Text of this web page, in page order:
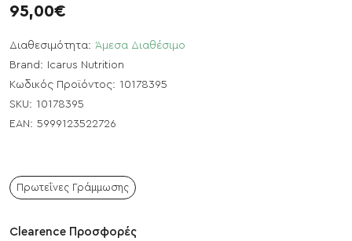
Διαθεσιμότητα: Άμεσα Διαθέσιμο
Brand:
Icarus Nutrition
Κωδικός Προϊόντος: 10178395
SKU: 10178395
EAN: 5999123522726
95,00€
Πρωτεΐνες Γράμμωσης
Clearence Προσφορές